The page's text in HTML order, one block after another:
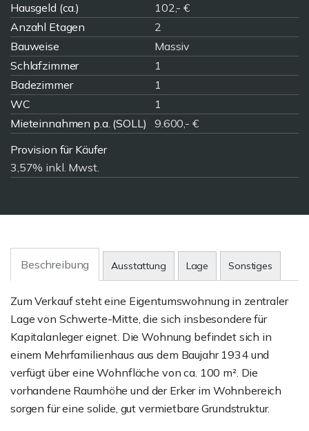
Hausgeld (ca.)
102,- €
Anzahl Etagen
2
Bauweise
Massiv
Schlafzimmer
1
Badezimmer
1
WC
1
Mieteinnahmen p.a. (SOLL)
9.600,- €
Provision für Käufer
3,57% inkl. Mwst.
Beschreibung Ausstattung Lage Sonstiges
Zum Verkauf steht eine Eigentumswohnung in zentraler
Lage von Schwerte-Mitte, die sich insbesondere für
Kapitalanleger eignet. Die Wohnung befindet sich in
einem Mehrfamilienhaus aus dem Baujahr 1934 und
verfügt über eine Wohnfläche von ca. 100 m². Die
vorhandene Raumhöhe und der Erker im Wohnbereich
sorgen für eine solide, gut vermietbare Grundstruktur.